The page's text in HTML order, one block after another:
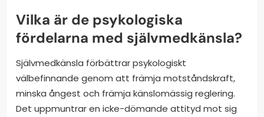
Vilka är de psykologiska
fördelarna med självmedkänsla?
Självmedkänsla förbättrar psykologiskt
välbefinnande genom att främja motståndskraft,
minska ångest och främja känslomässig reglering.
Det uppmuntrar en icke-dömande attityd mot sig